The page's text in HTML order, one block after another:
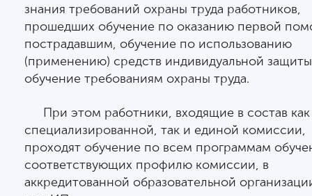
знания требований охраны труда работников,
прошедших обучение по оказанию первой
пострадавшим, обучение по использованию
(применению) средств индивидуальной
обучение требованиям охраны труда.
При этом работники, входящие в состав как
специализированной, так и единой комиссии,
проходят обучение по всем программам
соответствующих профилю комиссии, в
аккредитованной образовательной